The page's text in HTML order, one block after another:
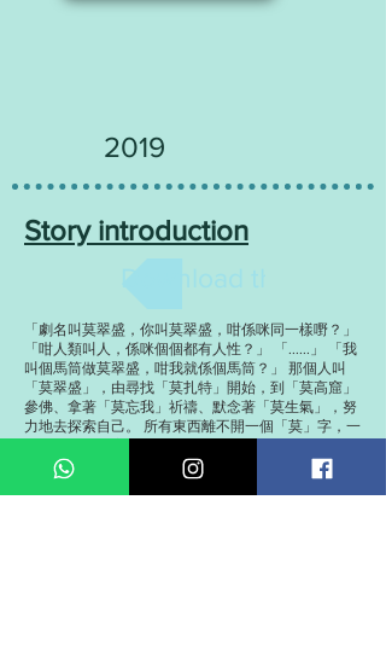
2019
Story introduction
Download the
「劇名叫莫翠盛，你叫莫翠盛，咁係咪同一樣嘢？」
「咁人類叫人，係咪個個都有人性？」 「......」 「我
叫個馬筒做莫翠盛，咁我就係個馬筒？」 那個人叫
「莫翠盛」，由尋找「莫扎特」開始，到「莫高窟」
參佛、拿著「莫忘我」祈禱、默念著「莫生氣」，努
力地去探索自己。 所有東西離不開一個「莫」字，一
有放手，放開所謂的「名字」才見到生命的真相。